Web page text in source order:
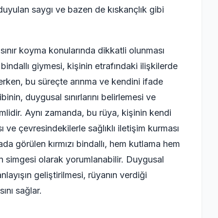
saygı ve bazen de kıskançlık gibi
koyma konularında dikkatli olunması
bindallı giymesi, kişinin etrafındaki ilişkilerde
bu süreçte arınma ve kendini ifade
duygusal sınırlarını belirlemesi ve
Aynı zamanda, bu rüya, kişinin kendi
ve çevresindekilerle sağlıklı iletişim kurması
görülen kırmızı bindallı, hem kutlama hem
simgesi olarak yorumlanabilir. Duygusal
geliştirilmesi, rüyanın verdiği
sağlar.